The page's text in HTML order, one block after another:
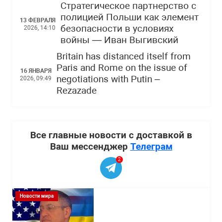
13 ФЕВРАЛЯ
2026, 14:10
Стратегическое партнерство с
полицией Польши как элемент
безопасности в условиях
войны — Иван Выгивский
16 ЯНВАРЯ
2026, 09:49
Britain has distanced itself from
Paris and Rome on the issue of
negotiations with Putin –
Rezazade
Все главные новости с доставкой в
Ваш мессенджер Телеграм
2
Новости мира